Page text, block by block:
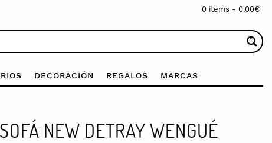
0 items - 0,00€
DECORACIÓN REGALOS MARCAS
NEW DETRAY WENGUÉ